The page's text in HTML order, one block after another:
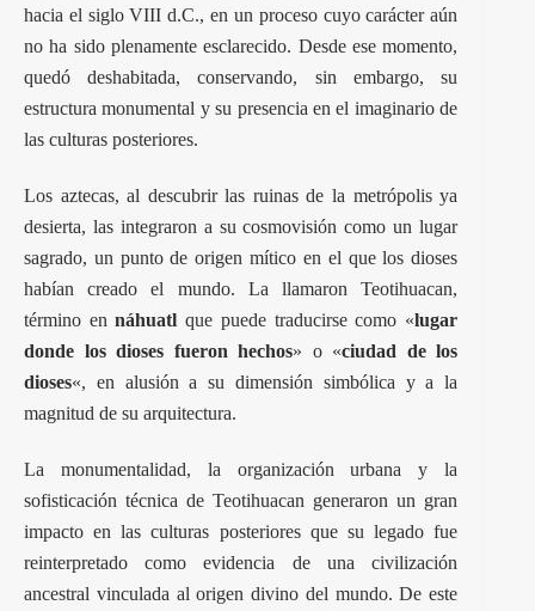
hacia el siglo VIII d.C., en un proceso cuyo carácter aún
no ha sido plenamente esclarecido. Desde ese momento,
quedó deshabitada, conservando, sin embargo, su
estructura monumental y su presencia en el imaginario de
las culturas posteriores.
Los aztecas, al descubrir las ruinas de la metrópolis ya
desierta, las integraron a su cosmovisión como un lugar
sagrado, un punto de origen mítico en el que los dioses
habían creado el mundo. La llamaron Teotihuacan,
término ennáhuatl que puede traducirse como «lugar
donde los dioses fueron hechos» o «ciudad de los
dioses«, en alusión a su dimensión simbólica y a la
magnitud de su arquitectura.
La monumentalidad, la organización urbana y la
sofisticación técnica de Teotihuacan generaron un gran
impacto en las culturas posteriores que su legado fue
reinterpretado como evidencia de una civilización
ancestral vinculada al origen divino del mundo. De este